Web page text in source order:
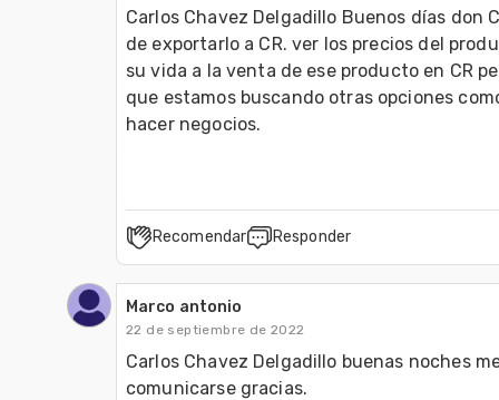
Carlos Chavez Delgadillo Buenos días
de exportarlo a CR. ver los precios del
su vida a la venta de ese producto en CR
que estamos buscando otras opciones
hacer negocios.
Recomendar Responder
Marco antonio
22 de septiembre de 2022
Carlos Chavez Delgadillo buenas noches
comunicarse gracias.